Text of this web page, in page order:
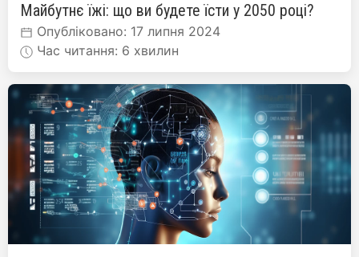
Майбутнє їжі: що ви будете їсти у 2050 році?
Опубліковано: 17 липня 2024
Час читання: 6 хвилин